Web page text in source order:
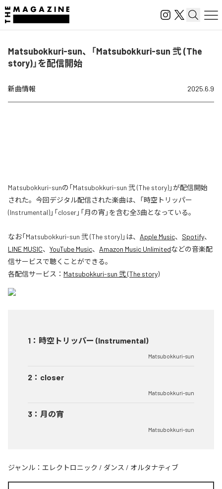
Matsubokkuri-sun、「Matsubokkuri-sun 弐 (The
story)」を配信開始
新曲情報 2025.6.9
Matsubokkuri-sunの「Matsubokkuri-sun 弐 (The story)」が配信開始
された。今回デジタル配信された楽曲は、「時空トリッパー
(Instrumental)」「closer」「月の宵」を含む全3曲となっている。
なお「Matsubokkuri-sun 弐 (The story)」は、 Apple Music、 Spotify、
LINE MUSIC、 YouTube Music、 Amazon Music Unlimitedなどの音楽配
信サービスで聴くことができる。
各配信サービス： Matsubokkuri-sun 弐 (The story)
1 ： 時空トリッパー (Instrumental)
Matsubokkuri-sun
2 ： closer
Matsubokkuri-sun
3 ： 月の宵
Matsubokkuri-sun
ジャンル： エレクトロニック / ダンス / オルタナティブ